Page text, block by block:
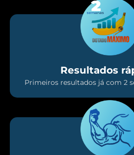
Resultados
Primeiros resultados já com 2